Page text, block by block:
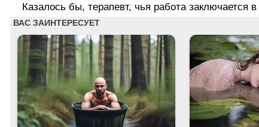
Казалось бы, терапевт, чья работа